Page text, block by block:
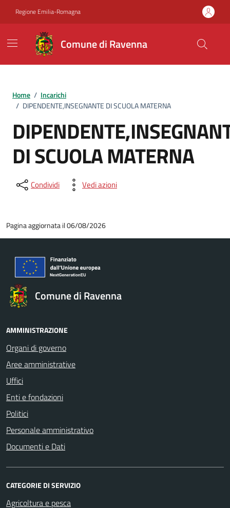
Regione Emilia-Romagna
Comune di Ravenna
Home / Incarichi
/ DIPENDENTE,INSEGNANTE DI SCUOLA MATERNA
DI SCUOLA MATERNA
Condividi Vedi azioni
Pagina aggiornata il 06/08/2026
Comune di Ravenna
AMMINISTRAZIONE
Organi di governo
Aree amministrative
Uffici
Enti e fondazioni
Politici
Personale amministrativo
Documenti e Dati
CATEGORIE DI SERVIZIO
Agricoltura e pesca